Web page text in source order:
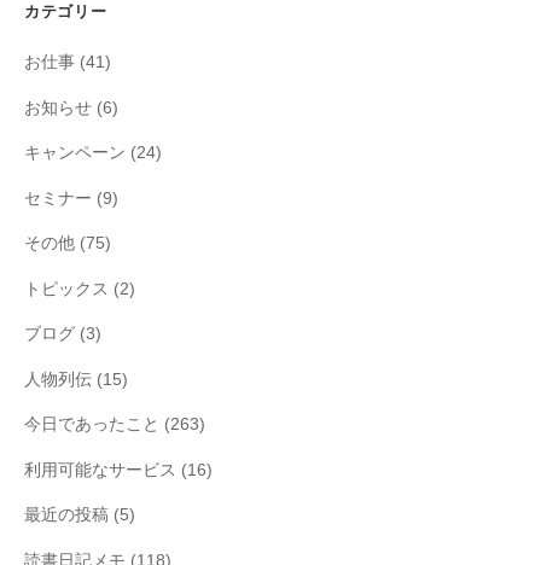
カテゴリー
お仕事 (41)
お知らせ (6)
キャンペーン (24)
セミナー (9)
その他 (75)
トピックス (2)
ブログ (3)
人物列伝 (15)
今日であったこと (263)
利用可能なサービス (16)
最近の投稿 (5)
読書日記メモ (118)